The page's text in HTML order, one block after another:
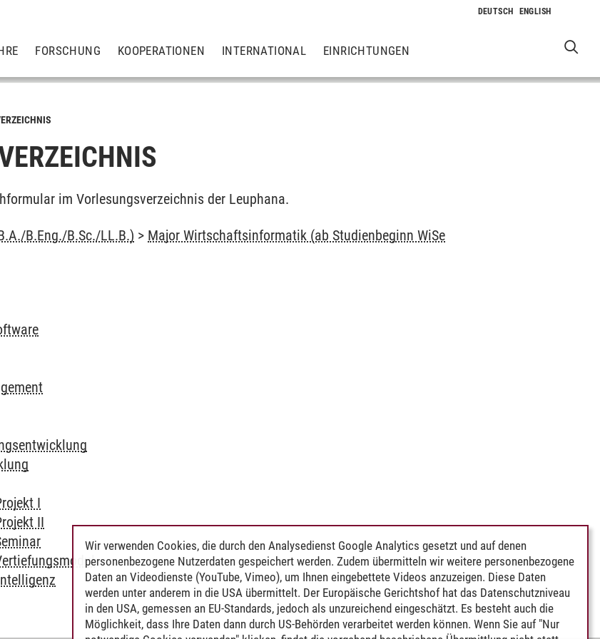
FORSCHUNG KOOPERATIONEN INTERNATIONAL EINRICHTUNGEN
im Vorlesungsverzeichnis der Leuphana.
B.Eng./B.Sc./LL.B.) > Major Wirtschaftsinformatik (ab Studienbeginn WiSe
I
II
Wir verwenden Cookies, die durch den Analysedienst Google Analytics gesetzt und auf denen
personenbezogene Nutzerdaten gespeichert werden. Zudem übermitteln wir weitere personenbezogene
Daten an Videodienste (YouTube, Vimeo), um Ihnen eingebettete Videos anzuzeigen. Diese Daten
werden unter anderem in die USA übermittelt. Der Europäische Gerichtshof hat das Datenschutzniveau
in den USA, gemessen an EU-Standards, jedoch als unzureichend eingeschätzt. Es besteht auch die
Möglichkeit, dass Ihre Daten dann durch US-Behörden verarbeitet werden können. Wenn Sie auf "Nur